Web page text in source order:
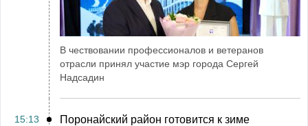
В чествовании профессионалов и ветеранов
отрасли принял участие мэр города Сергей
Надсадин
15:13
Поронайский район готовится к зиме